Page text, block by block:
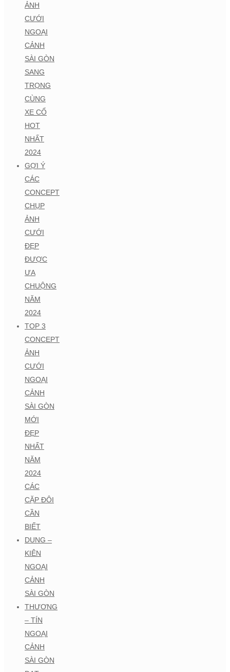
ẢNH
CƯỚI
NGOẠI
CẢNH
SÀI GÒN
SANG
TRỌNG
CÙNG
XE CỔ
HOT
NHẤT
2024
GỢI Ý
CÁC
CONCEPT
CHỤP
ẢNH
CƯỚI
ĐẸP
ĐƯỢC
ƯA
CHUỘNG
NĂM
2024
TOP 3
CONCEPT
ẢNH
CƯỚI
NGOẠI
CẢNH
SÀI GÒN
MỚI
ĐẸP
NHẤT
NĂM
2024
CÁC
CẶP ĐÔI
CẦN
BIẾT
DUNG –
KIÊN
NGOẠI
CẢNH
SÀI GÒN
THƯƠNG
– TÍN
NGOẠI
CẢNH
SÀI GÒN